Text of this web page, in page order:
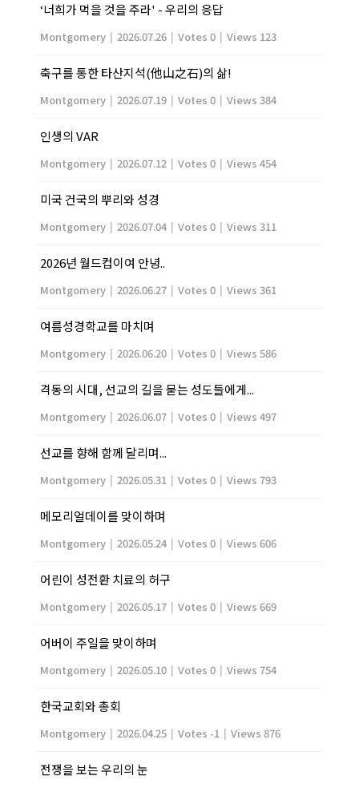
‘너희가 먹을 것을 주라' - 우리의 응답
Montgomery | 2026.07.26 | Votes 0 | Views 123
축구를 통한 타산지석(他山之石)의 삶!
Montgomery | 2026.07.19 | Votes 0 | Views 384
인생의 VAR
Montgomery | 2026.07.12 | Votes 0 | Views 454
미국 건국의 뿌리와 성경
Montgomery | 2026.07.04 | Votes 0 | Views 311
2026년 월드컵이여 안녕..
Montgomery | 2026.06.27 | Votes 0 | Views 361
여름성경학교를 마치며
Montgomery | 2026.06.20 | Votes 0 | Views 586
격동의 시대, 선교의 길을 묻는 성도들에게...
Montgomery | 2026.06.07 | Votes 0 | Views 497
선교를 향해 함께 달리며...
Montgomery | 2026.05.31 | Votes 0 | Views 793
메모리얼데이를 맞이하며
Montgomery | 2026.05.24 | Votes 0 | Views 606
어린이 성전환 치료의 허구
Montgomery | 2026.05.17 | Votes 0 | Views 669
어버이 주일을 맞이하며
Montgomery | 2026.05.10 | Votes 0 | Views 754
한국교회와 총회
Montgomery | 2026.04.25 | Votes -1 | Views 876
전쟁을 보는 우리의 눈